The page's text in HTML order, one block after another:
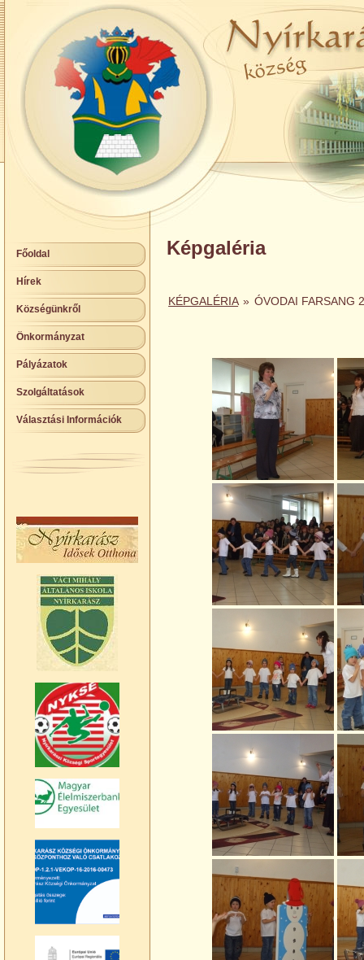
Főoldal
Hírek
Községünkről
Önkormányzat
Pályázatok
Szolgáltatások
Választási Információk
Képgaléria
KÉPGALÉRIA » ÓVODAI FARSANG